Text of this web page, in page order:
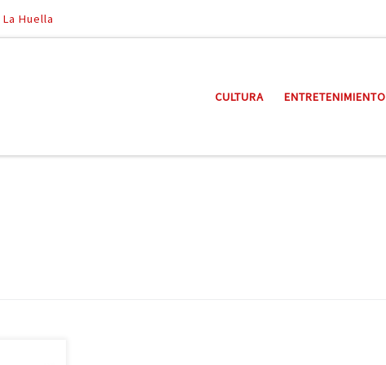
Huella
CULTURA ENTRETENIMIENTO